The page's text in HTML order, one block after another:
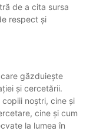
de a cita sursa
respect și
găzduiește
și cercetării.
noștri, cine și
cine și cum
la lumea în